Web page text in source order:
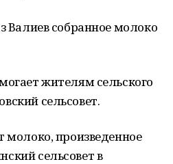
Валиев собранное молоко
жителям сельского
сельсовет.
молоко, произведенное
сельсовет в